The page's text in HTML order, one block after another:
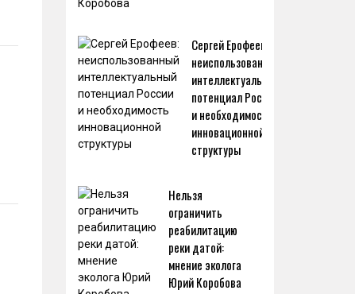
Сергей Ерофеев:
неиспользованный
интеллектуальный
потенциал России
и необходимость
инновационной
структуры
Нельзя
ограничить
реабилитацию
реки датой:
мнение эколога
Юрий Коробова